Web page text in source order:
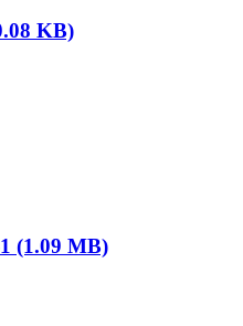
KB)
(1.09 MB)